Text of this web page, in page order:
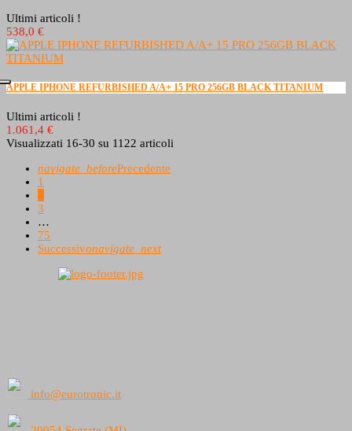
Ultimi articoli !
538,0 €
APPLE IPHONE REFURBISHED A/A+ 15 PRO 256GB BLACK TITANIUM
Ultimi articoli !
1.061,4 €
Visualizzati 16-30 su 1122 articoli
navigate_beforePrecedente
1
3
…
75
Successivonavigate_next
info@eurotronic.it